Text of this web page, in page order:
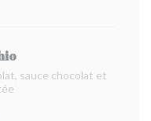
sauce chocolat et